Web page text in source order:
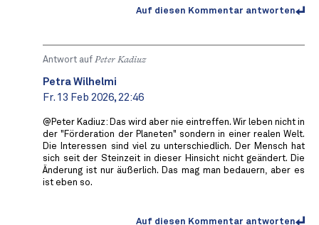
Auf diesen Kommentar antworten
Antwort auf Peter Kadiuz
Petra Wilhelmi
Fr. 13 Feb 2026, 22:46
@Peter Kadiuz: Das wird aber nie eintreffen. Wir leben nicht in
der "Förderation der Planeten" sondern in einer realen Welt.
Die Interessen sind viel zu unterschiedlich. Der Mensch hat
sich seit der Steinzeit in dieser Hinsicht nicht geändert. Die
Änderung ist nur äußerlich. Das mag man bedauern, aber es
ist eben so.
Auf diesen Kommentar antworten